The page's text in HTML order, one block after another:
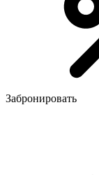
Забронировать